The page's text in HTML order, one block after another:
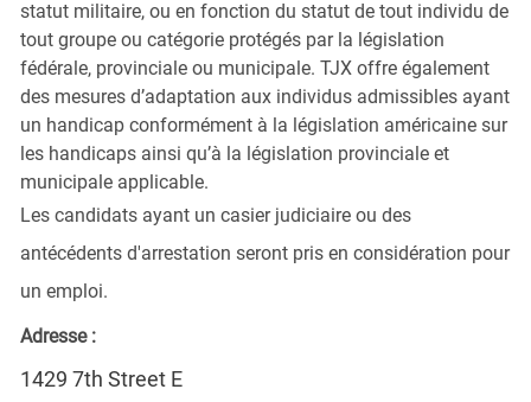
statut militaire, ou en fonction du statut de tout individu de
tout groupe ou catégorie protégés par la législation
fédérale, provinciale ou municipale. TJX offre également
des mesures d’adaptation aux individus admissibles ayant
un handicap conformément à la législation américaine sur
les handicaps ainsi qu’à la législation provinciale et
municipale applicable.
Les candidats ayant un casier judiciaire ou des
antécédents d'arrestation seront pris en considération pour
un emploi.
Adresse :
1429 7th Street E